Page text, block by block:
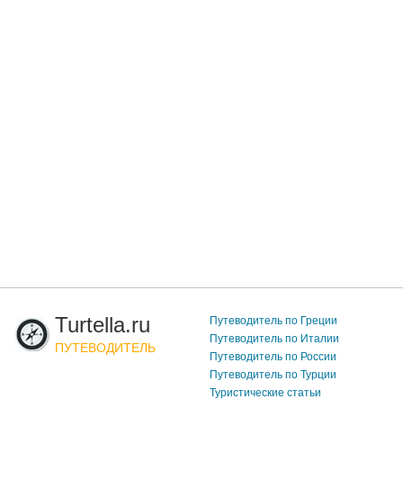
Turtella.ru
ПУТЕВОДИТЕЛЬ
Путеводитель по Греции
Путеводитель по Италии
Путеводитель по России
Путеводитель по Турции
Туристические статьи